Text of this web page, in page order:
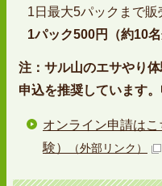
1日最大5パックまで販
1パック500円（約10名
注：サル山のエサやり
申込を推奨しています
オンライン申請は
験）
（外部リンク）